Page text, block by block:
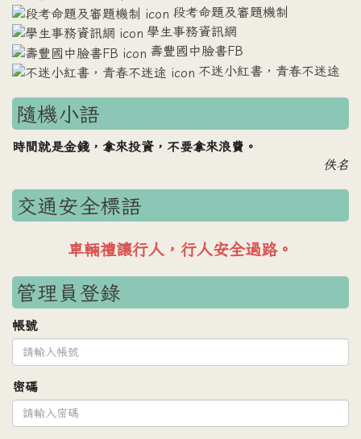
段考命題及審題機制
學生事務資訊網
壽豐國中臉書FB
不迷小紅書，青春不迷途
隨機小語
時間就是金錢，拿來投資，不要拿來浪費。
佚名
交通安全標語
車輛禮讓行人，行人安全過路。
管理員登錄
帳號
密碼